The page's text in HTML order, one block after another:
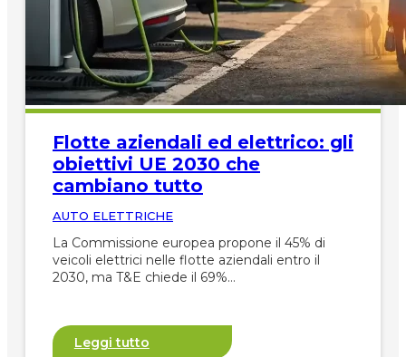
Flotte aziendali ed elettrico: gli
obiettivi UE 2030 che
cambiano tutto
AUTO ELETTRICHE
La Commissione europea propone il 45% di
veicoli elettrici nelle flotte aziendali entro il
2030, ma T&E chiede il 69%…
Leggi tutto